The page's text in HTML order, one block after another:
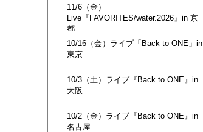
11/6（金）
Live『FAVORITES/water.2026』in 京
都
10/16（金）ライブ「Back to ONE」in
東京
10/3（土）ライブ『Back to ONE』in
大阪
10/2（金）ライブ『Back to ONE』in
名古屋